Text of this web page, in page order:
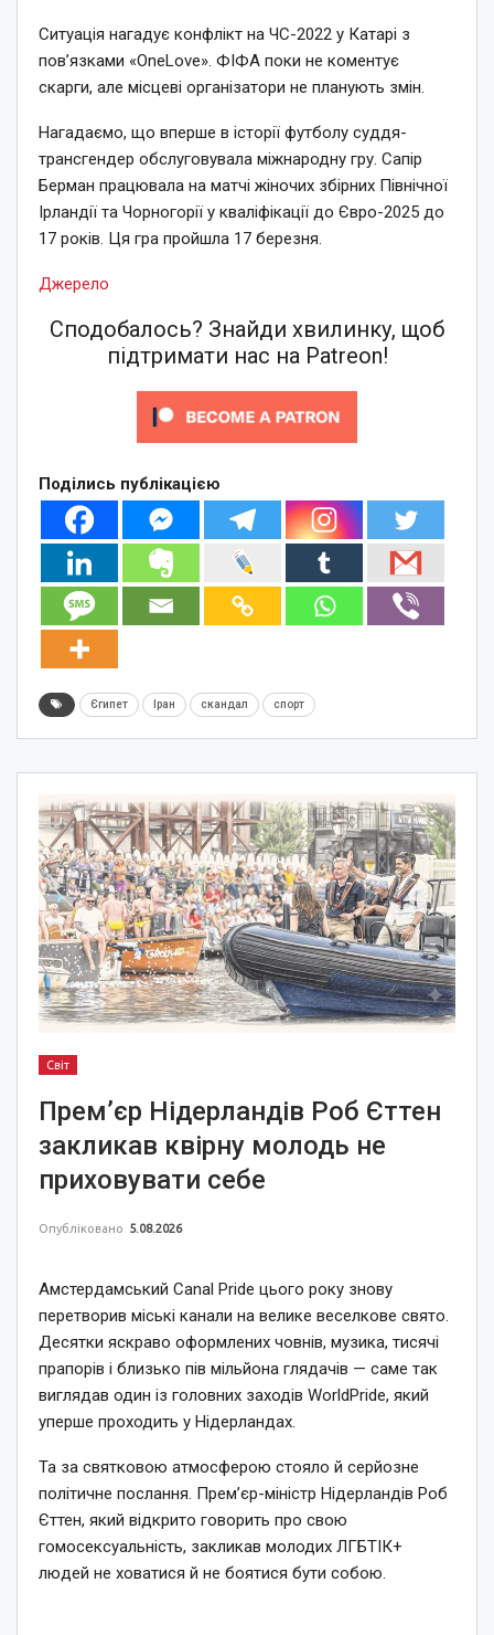
Ситуація нагадує конфлікт на ЧС-2022 у Катарі з
пов’язками «OneLove». ФІФА поки не коментує
скарги, але місцеві організатори не планують змін.
Нагадаємо, що вперше в історії футболу суддя-
трансгендер обслуговувала міжнародну гру. Сапір
Берман працювала на матчі жіночих збірних Північної
Ірландії та Чорногорії у кваліфікації до Євро-2025 до
17 років. Ця гра пройшла 17 березня.
Джерело
Сподобалось? Знайди хвилинку, щоб
підтримати нас на Patreon!
Поділись публікацією
Єгипет Іран скандал спорт
Світ
Прем’єр Нідерландів Роб Єттен
закликав квірну молодь не
приховувати себе
Опубліковано 5.08.2026
Амстердамський Canal Pride цього року знову
перетворив міські канали на велике веселкове свято.
Десятки яскраво оформлених човнів, музика, тисячі
прапорів і близько пів мільйона глядачів — саме так
виглядав один із головних заходів WorldPride, який
уперше проходить у Нідерландах.
Та за святковою атмосферою стояло й серйозне
політичне послання. Прем’єр-міністр Нідерландів Роб
Єттен, який відкрито говорить про свою
гомосексуальність, закликав молодих ЛГБТІК+
людей не ховатися й не боятися бути собою.